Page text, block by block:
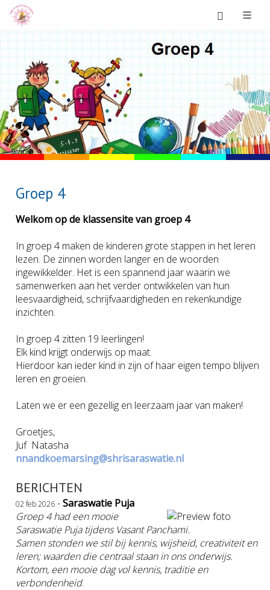
Groep 4
Welkom op de klassensite van groep 4
In groep 4 maken de kinderen grote stappen in het leren
lezen. De zinnen worden langer en de woorden
ingewikkelder. Het is een spannend jaar waarin we
samenwerken aan het verder ontwikkelen van hun
leesvaardigheid, schrijfvaardigheden en rekenkundige
inzichten.
In groep 4 zitten 19 leerlingen!
Elk kind krijgt onderwijs op maat.
Hierdoor kan ieder kind in zijn of haar eigen tempo blijven
leren en groeien.
Laten we er een gezellig en leerzaam jaar van maken!
Groetjes,
Juf Natasha
nnandkoemarsing@shrisaraswatie.nl
BERICHTEN
02 feb 2026 -Saraswatie Puja
Groep 4 had een mooie
Saraswatie Puja tijdens Vasant Panchami.
Samen stonden we stil bij kennis, wijsheid, creativiteit en
leren; waarden die centraal staan in ons onderwijs.
Kortom, een mooie dag vol kennis, traditie en
verbondenheid.